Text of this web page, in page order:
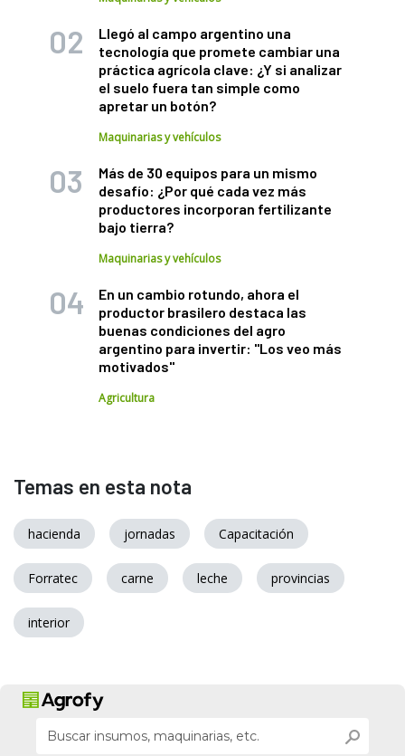
Llegó al campo argentino una
tecnología que promete cambiar una
práctica agrícola clave: ¿Y si analizar
el suelo fuera tan simple como
apretar un botón?
Maquinarias y vehículos
Más de 30 equipos para un mismo
desafío: ¿Por qué cada vez más
productores incorporan fertilizante
bajo tierra?
Maquinarias y vehículos
En un cambio rotundo, ahora el
productor brasilero destaca las
buenas condiciones del agro
argentino para invertir: "Los veo más
motivados"
Agricultura
Temas en esta nota
hacienda jornadas Capacitación
Forratec carne leche provincias
interior